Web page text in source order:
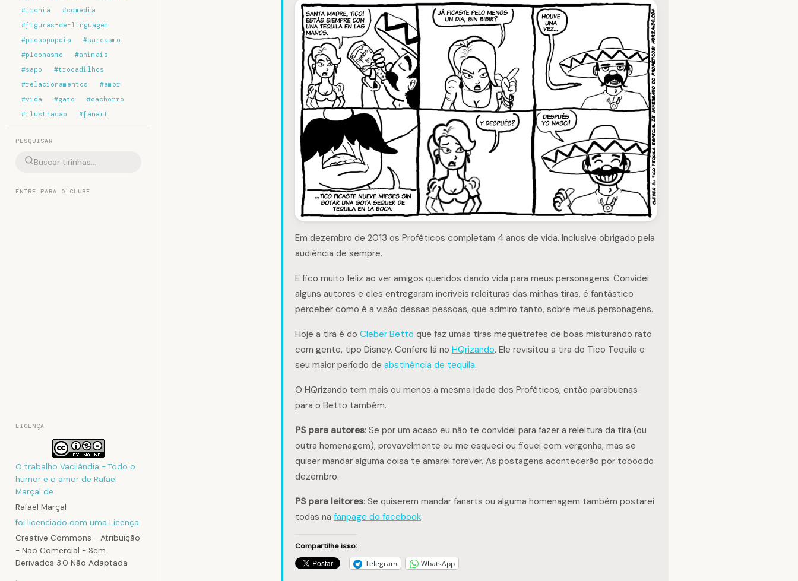
#ironia
#comedia
#figuras-de-linguagem
#prosopopeia
#sarcasmo
#pleonasmo
#animais
#sapo
#trocadilhos
#relacionamentos
#amor
#vida
#gato
#cachorro
#ilustracao
#fanart
PESQUISAR
ENTRE PARA O CLUBE
LICENÇA
O trabalho Vacilândia - Todo o
humor e o amor de Rafael
Marçal de
Rafael Marçal
foi licenciado com uma Licença
Creative Commons - Atribuição
- Não Comercial - Sem
Derivados 3.0 Não Adaptada
.
Em dezembro de 2013 os Proféticos completam 4 anos de vida. Inclusive obrigado pela
audiência de sempre.
E fico muito feliz ao ver amigos queridos dando vida para meus personagens. Convidei
alguns autores e eles entregaram incríveis releituras das minhas tiras, é fantástico
perceber como é a visão dessas pessoas, que admiro tanto, sobre meus personagens.
Hoje a tira é do Cleber Betto que faz umas tiras mequetrefes de boas misturando rato
com gente, tipo Disney. Confere lá no HQrizando. Ele revisitou a tira do Tico Tequila e
seu maior período de abstinência de tequila.
O HQrizando tem mais ou menos a mesma idade dos Proféticos, então parabuenas
para o Betto também.
PS para autores: Se por um acaso eu não te convidei para fazer a releitura da tira (ou
outra homenagem), provavelmente eu me esqueci ou fiquei com vergonha, mas se
quiser mandar alguma coisa te amarei forever. As postagens acontecerão por toooodo
dezembro.
PS para leitores: Se quiserem mandar fanarts ou alguma homenagem também postarei
todas na fanpage do facebook.
Compartilhe isso:
Telegram WhatsApp